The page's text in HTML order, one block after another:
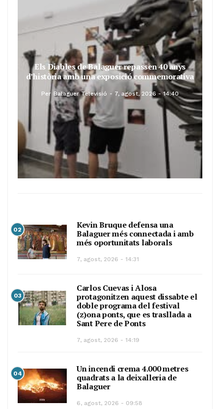
Els Diables de Balaguer repassen 40 anys
d’història amb una exposició commemorativa
Per Balaguer Televisió 7, agost, 2026 - 14:40
02
Kevin Bruque defensa una
Balaguer més connectada i amb
més oportunitats laborals
7, agost, 2026 - 14:31
03
Carlos Cuevas i Alosa
protagonitzen aquest dissabte el
doble programa del festival
(z)ona ponts, que es trasllada a
Sant Pere de Ponts
7, agost, 2026 - 14:19
04
Un incendi crema 4.000 metres
quadrats a la deixalleria de
Balaguer
6, agost, 2026 - 09:58